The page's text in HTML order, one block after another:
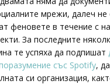
мрежи, далеч не
феновете в течение с
За последните
те успяха да подпишат
със Spotify,
си организация,